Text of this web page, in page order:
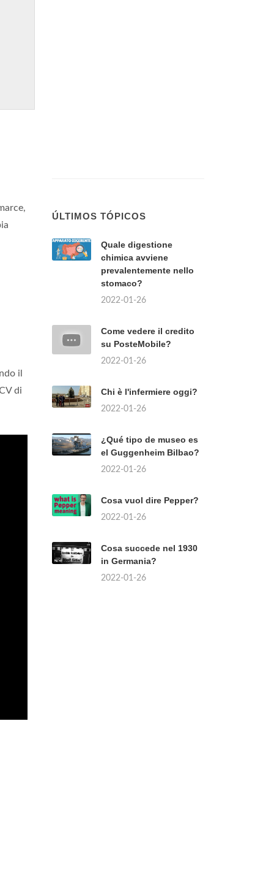
il
di
ÚLTIMOS TÓPICOS
Quale digestione
chimica avviene
prevalentemente nello
stomaco?
2022-01-26
Come vedere il credito
su PosteMobile?
2022-01-26
Chi è l'infermiere oggi?
2022-01-26
¿Qué tipo de museo es
el Guggenheim Bilbao?
2022-01-26
Cosa vuol dire Pepper?
2022-01-26
Cosa succede nel 1930
in Germania?
2022-01-26